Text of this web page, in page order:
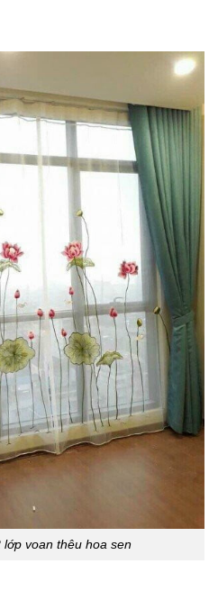
lớp voan thêu hoa sen